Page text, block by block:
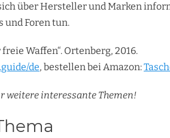
über Hersteller und Marken
und Foren tun.
freie Waffen“. Ortenberg, 2016.
de, bestellen bei Amazon:
weitere interessante Themen!